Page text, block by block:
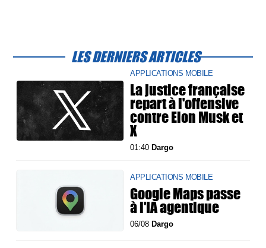
LES DERNIERS ARTICLES
APPLICATIONS MOBILE
La justice française
repart à l'offensive
contre Elon Musk et
X
01:40 Dargo
APPLICATIONS MOBILE
Google Maps passe
à l'IA agentique
06/08 Dargo